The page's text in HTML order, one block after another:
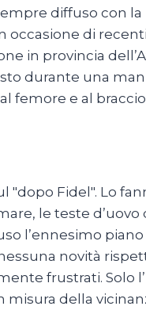
diffuso con
occasione di
in provincia
durante una
femore e al
"dopo Fidel". Lo
le teste
l’ennesimo
novità
frustrati. Solo
misura della